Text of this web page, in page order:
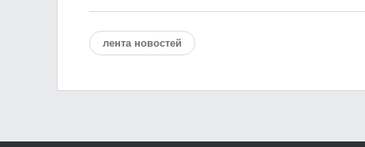
лента новостей